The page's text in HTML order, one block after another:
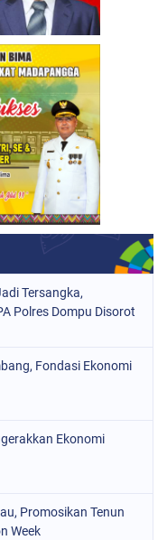
Tersangka,
Polres Dompu Disorot
Fondasi Ekonomi
Ekonomi
Promosikan Tenun
Week